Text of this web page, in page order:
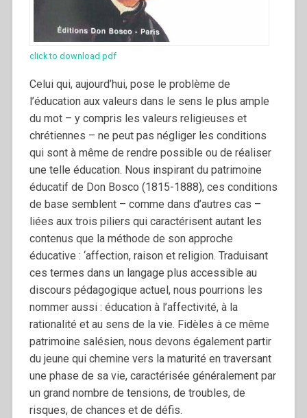
click to download pdf
Celui qui, aujourd’hui, pose le problème de
l’éducation aux valeurs dans le sens le plus ample
du mot – y compris les valeurs religieuses et
chrétiennes – ne peut pas négliger les conditions
qui sont à même de rendre possible ou de réaliser
une telle éducation. Nous inspirant du patrimoine
éducatif de Don Bosco (1815-1888), ces conditions
de base semblent – comme dans d’autres cas –
liées aux trois piliers qui caractérisent autant les
contenus que la méthode de son approche
éducative : ‘affection, raison et religion. Traduisant
ces termes dans un langage plus accessible au
discours pédagogique actuel, nous pourrions les
nommer aussi : éducation à l’affectivité, à la
rationalité et au sens de la vie. Fidèles à ce même
patrimoine salésien, nous devons également partir
du jeune qui chemine vers la maturité en traversant
une phase de sa vie, caractérisée généralement par
un grand nombre de tensions, de troubles, de
risques, de chances et de défis.